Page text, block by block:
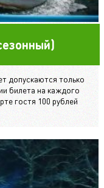
допускаются только
билета на каждого
гостя 100 рублей